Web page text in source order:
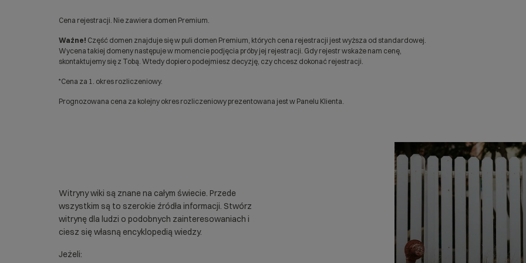
Cena rejestracji. Nie zawiera domen Premium.
Ważne! Część domen znajduje się w puli domen Premium, których cena rejestracji jest wyższa od standardowej.
Wycena takiej domeny następuje w momencie podjęcia próby jej rejestracji. Gdy rejestr wskaże nam cenę,
skontaktujemy się z Tobą. Wtedy dopiero podejmiesz decyzję, czy chcesz dokonać rejestracji.
*Cena za 1. okres rozliczeniowy.
Prognozowana cena za kolejny okres rozliczeniowy prezentowana jest w Panelu Klienta.
Witryny wiki są znane na całym świecie. Przede
wszystkim są to szerokie źródła informacji. Stwórz
witrynę dla ludzi o podobnych zainteresowaniach i
ciesz się własną encyklopedią wiedzy.
Jeżeli: